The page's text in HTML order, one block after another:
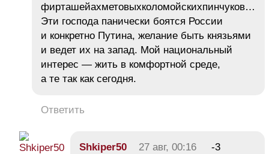
фирташейахметовыхколомойскихпинчуков…
Эти господа панически боятся России
и конкретно Путина, желание быть князьями
и ведет их на запад. Мой национальный
интерес — жить в комфортной среде,
а те так как сегодня.
Ответить
Shkiper50 27 авг, 00:16
-3